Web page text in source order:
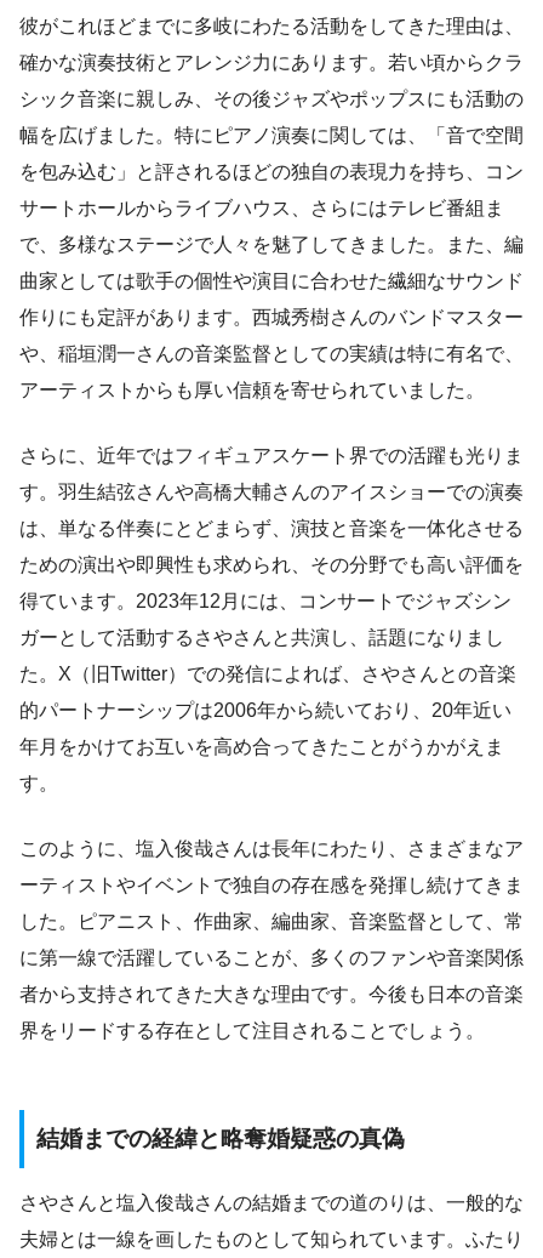
彼がこれほどまでに多岐にわたる活動をしてきた理由は、
確かな演奏技術とアレンジ力にあります。若い頃からクラ
シック音楽に親しみ、その後ジャズやポップスにも活動の
幅を広げました。特にピアノ演奏に関しては、「音で空間
を包み込む」と評されるほどの独自の表現力を持ち、コン
サートホールからライブハウス、さらにはテレビ番組ま
で、多様なステージで人々を魅了してきました。また、編
曲家としては歌手の個性や演目に合わせた繊細なサウンド
作りにも定評があります。西城秀樹さんのバンドマスター
や、稲垣潤一さんの音楽監督としての実績は特に有名で、
アーティストからも厚い信頼を寄せられていました。
さらに、近年ではフィギュアスケート界での活躍も光りま
す。羽生結弦さんや高橋大輔さんのアイスショーでの演奏
は、単なる伴奏にとどまらず、演技と音楽を一体化させる
ための演出や即興性も求められ、その分野でも高い評価を
得ています。2023年12月には、コンサートでジャズシン
ガーとして活動するさやさんと共演し、話題になりまし
た。X（旧Twitter）での発信によれば、さやさんとの音楽
的パートナーシップは2006年から続いており、20年近い
年月をかけてお互いを高め合ってきたことがうかがえま
す。
このように、塩入俊哉さんは長年にわたり、さまざまなア
ーティストやイベントで独自の存在感を発揮し続けてきま
した。ピアニスト、作曲家、編曲家、音楽監督として、常
に第一線で活躍していることが、多くのファンや音楽関係
者から支持されてきた大きな理由です。今後も日本の音楽
界をリードする存在として注目されることでしょう。
結婚までの経緯と略奪婚疑惑の真偽
さやさんと塩入俊哉さんの結婚までの道のりは、一般的な
夫婦とは一線を画したものとして知られています。ふたり